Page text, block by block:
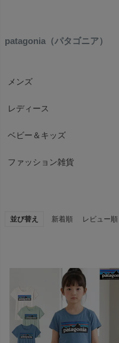
野生のままの姿を留める土地
なう何百もの団体に、
■オーガニックコットン
一般的なコットン栽培には、
刻な環境問題の事実を知り、
パタゴニアは1996年、すべ
ン100％に切り替えました。
その結果がどうであれ、一
patagonia（パタゴニア）
メンズ
レディース
ベビー＆キッズ
ファッション雑貨
並び替え 新着順 レビュー順